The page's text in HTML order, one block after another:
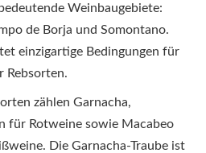
Weinbaugebiete:
de Borja und Somontano.
einzigartige Bedingungen für
Rebsorten.
zählen Garnacha,
für Rotweine sowie Macabeo
Die Garnacha-Traube ist